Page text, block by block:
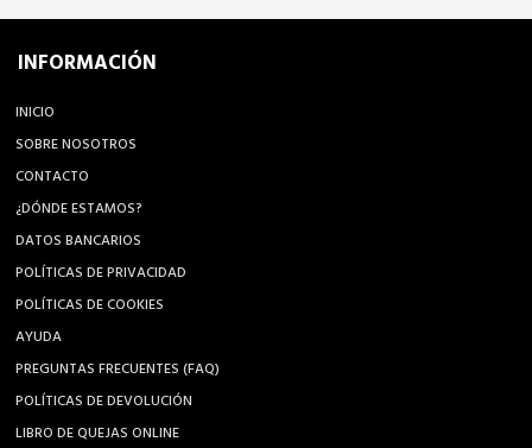
INFORMACIÓN
INICIO
SOBRE NOSOTROS
CONTACTO
¿DÓNDE ESTAMOS?
DATOS BANCARIOS
POLÍTICAS DE PRIVACIDAD
POLÍTICAS DE COOKIES
AYUDA
PREGUNTAS FRECUENTES (FAQ)
POLÍTICAS DE DEVOLUCIÓN
LIBRO DE QUEJAS ONLINE